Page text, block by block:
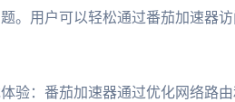
。用户可以轻松通过番茄加速器
验：番茄加速器通过优化网络路